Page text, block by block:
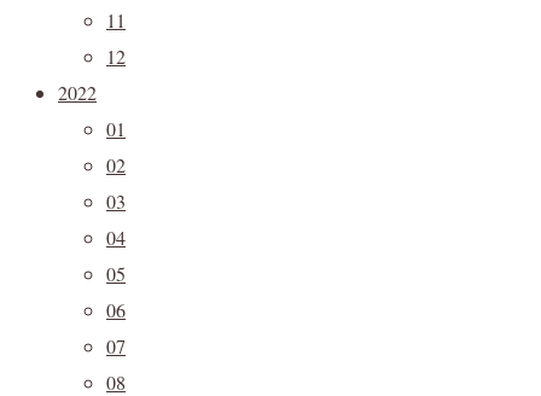
11
12
2022
01
02
03
04
05
06
07
08